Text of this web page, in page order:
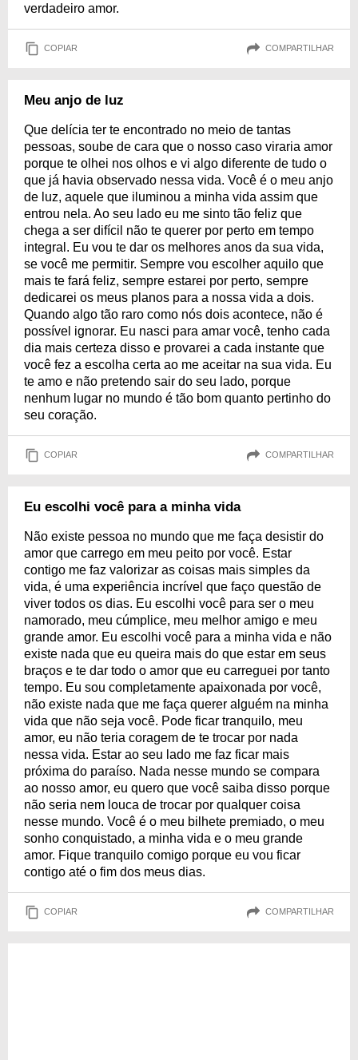
verdadeiro amor.
COPIAR COMPARTILHAR
Meu anjo de luz
Que delícia ter te encontrado no meio de tantas
pessoas, soube de cara que o nosso caso viraria amor
porque te olhei nos olhos e vi algo diferente de tudo o
que já havia observado nessa vida. Você é o meu anjo
de luz, aquele que iluminou a minha vida assim que
entrou nela. Ao seu lado eu me sinto tão feliz que
chega a ser difícil não te querer por perto em tempo
integral. Eu vou te dar os melhores anos da sua vida,
se você me permitir. Sempre vou escolher aquilo que
mais te fará feliz, sempre estarei por perto, sempre
dedicarei os meus planos para a nossa vida a dois.
Quando algo tão raro como nós dois acontece, não é
possível ignorar. Eu nasci para amar você, tenho cada
dia mais certeza disso e provarei a cada instante que
você fez a escolha certa ao me aceitar na sua vida. Eu
te amo e não pretendo sair do seu lado, porque
nenhum lugar no mundo é tão bom quanto pertinho do
seu coração.
COPIAR COMPARTILHAR
Eu escolhi você para a minha vida
Não existe pessoa no mundo que me faça desistir do
amor que carrego em meu peito por você. Estar
contigo me faz valorizar as coisas mais simples da
vida, é uma experiência incrível que faço questão de
viver todos os dias. Eu escolhi você para ser o meu
namorado, meu cúmplice, meu melhor amigo e meu
grande amor. Eu escolhi você para a minha vida e não
existe nada que eu queira mais do que estar em seus
braços e te dar todo o amor que eu carreguei por tanto
tempo. Eu sou completamente apaixonada por você,
não existe nada que me faça querer alguém na minha
vida que não seja você. Pode ficar tranquilo, meu
amor, eu não teria coragem de te trocar por nada
nessa vida. Estar ao seu lado me faz ficar mais
próxima do paraíso. Nada nesse mundo se compara
ao nosso amor, eu quero que você saiba disso porque
não seria nem louca de trocar por qualquer coisa
nesse mundo. Você é o meu bilhete premiado, o meu
sonho conquistado, a minha vida e o meu grande
amor. Fique tranquilo comigo porque eu vou ficar
contigo até o fim dos meus dias.
COPIAR COMPARTILHAR